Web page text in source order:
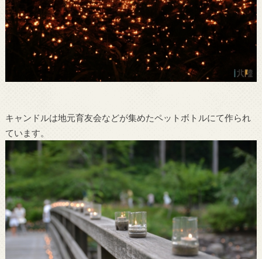
キャンドルは地元育友会などが集めたペットボトルにて作られ
ています。